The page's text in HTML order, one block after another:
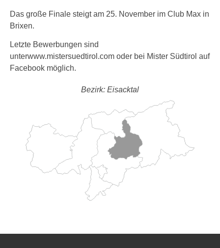
Das große Finale steigt am 25. November im Club Max in
Brixen.
Letzte Bewerbungen sind
unterwww.mistersuedtirol.com oder bei Mister Südtirol auf
Facebook möglich.
Bezirk: Eisacktal